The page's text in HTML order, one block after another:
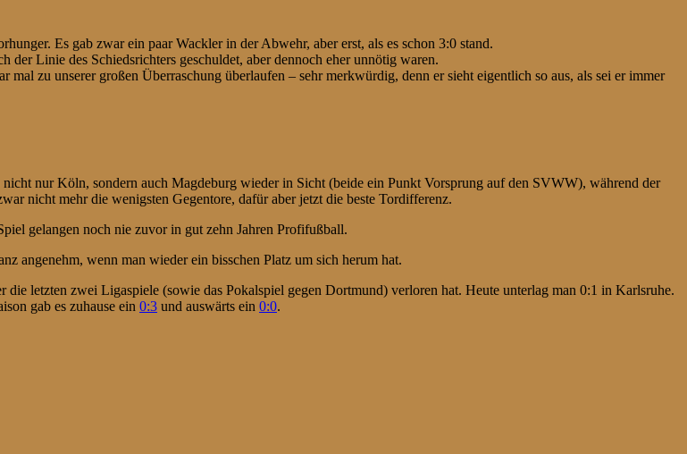
Es gab zwar ein paar Wackler in der Abwehr, aber erst, als es schon 3:0 stand.
Linie des Schiedsrichters geschuldet, aber dennoch eher unnötig waren.
zu unserer großen Überraschung überlaufen – sehr merkwürdig, denn er sieht eigentlich so aus, als sei er immer
nur Köln, sondern auch Magdeburg wieder in Sicht (beide ein Punkt Vorsprung auf den SVWW), während der
nicht mehr die wenigsten Gegentore, dafür aber jetzt die beste Tordifferenz.
gelangen noch nie zuvor in gut zehn Jahren Profifußball.
angenehm, wenn man wieder ein bisschen Platz um sich herum hat.
letzten zwei Ligaspiele (sowie das Pokalspiel gegen Dortmund) verloren hat. Heute unterlag man 0:1 in Karlsruhe.
gab es zuhause ein 0:3 und auswärts ein 0:0.